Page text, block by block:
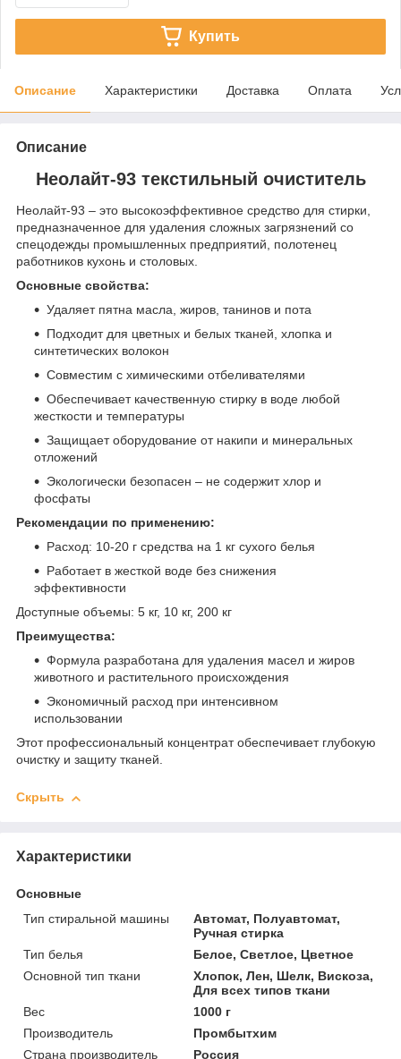
Купить
Описание Характеристики Доставка Оплата
Описание
Неолайт-93 текстильный очиститель
Неолайт-93 – это высокоэффективное средство для стирки,
предназначенное для удаления сложных загрязнений со
спецодежды промышленных предприятий, полотенец
работников кухонь и столовых.
Основные свойства:
Удаляет пятна масла, жиров, танинов и пота
Подходит для цветных и белых тканей, хлопка и
синтетических волокон
Совместим с химическими отбеливателями
Обеспечивает качественную стирку в воде любой
жесткости и температуры
Защищает оборудование от накипи и минеральных
отложений
Экологически безопасен – не содержит хлор и
фосфаты
Рекомендации по применению:
Расход: 10-20 г средства на 1 кг сухого белья
Работает в жесткой воде без снижения
эффективности
Доступные объемы: 5 кг, 10 кг, 200 кг
Преимущества:
Формула разработана для удаления масел и жиров
животного и растительного происхождения
Экономичный расход при интенсивном
использовании
Этот профессиональный концентрат обеспечивает глубокую
очистку и защиту тканей.
Скрыть
Характеристики
Основные
Тип стиральной машины
Автомат, Полуавтомат,
Ручная стирка
Тип белья
Белое, Светлое, Цветное
Основной тип ткани
Хлопок, Лен, Шелк, Вискоза,
Для всех типов ткани
Вес
1000 г
Производитель
Промбытхим
Страна производитель
Россия